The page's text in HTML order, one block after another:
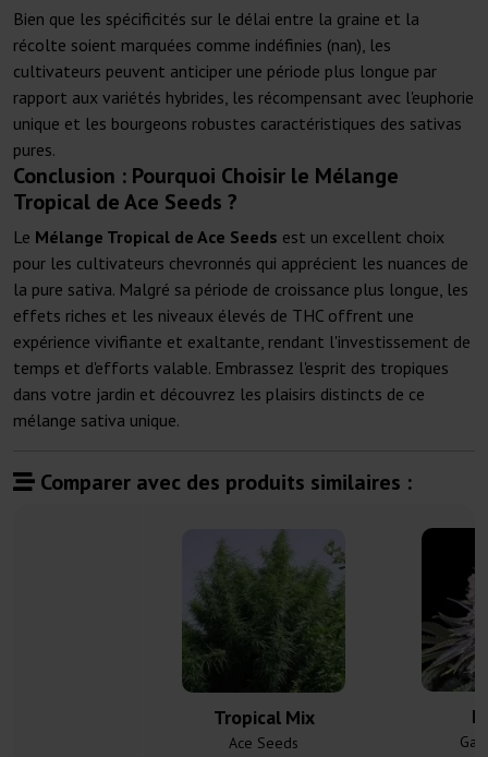
Bien que les spécificités sur le délai entre la graine et la
récolte soient marquées comme indéfinies (nan), les
cultivateurs peuvent anticiper une période plus longue par
rapport aux variétés hybrides, les récompensant avec l'euphorie
unique et les bourgeons robustes caractéristiques des sativas
pures.
Conclusion : Pourquoi Choisir le Mélange
Tropical de Ace Seeds ?
Le Mélange Tropical de Ace Seeds est un excellent choix
pour les cultivateurs chevronnés qui apprécient les nuances de
la pure sativa. Malgré sa période de croissance plus longue, les
effets riches et les niveaux élevés de THC offrent une
expérience vivifiante et exaltante, rendant l'investissement de
temps et d'efforts valable. Embrassez l'esprit des tropiques
dans votre jardin et découvrez les plaisirs distincts de ce
mélange sativa unique.
Comparer avec des produits similaires :
Tropical Mix
Ace Seeds